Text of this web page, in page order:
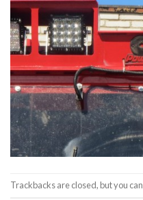
Trackbacks are closed, but you can